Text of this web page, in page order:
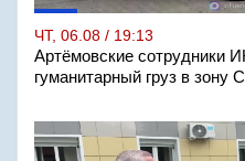
ЧТ, 06.08 / 19:13
Артёмовские сотрудники
гуманитарный груз в зону